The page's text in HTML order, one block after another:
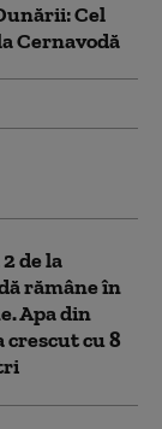
Cel
Cernavodă
de la
rămâne în
Apa din
crescut cu 8